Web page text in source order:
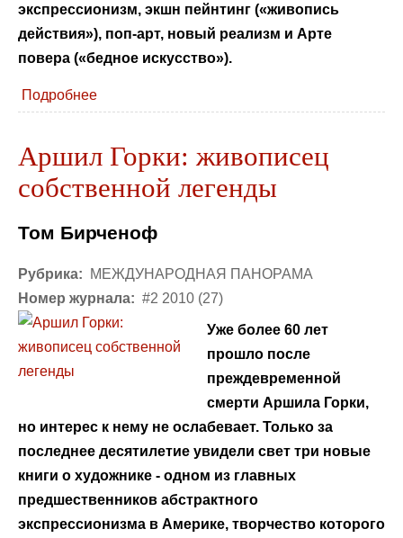
экспрессионизм, экшн пейнтинг («живопись
действия»), поп-арт, новый реализм и Арте
повера («бедное искусство»).
Подробнее
Аршил Горки: живописец
собственной легенды
Том Бирченоф
Рубрика:
МЕЖДУНАРОДНАЯ ПАНОРАМА
Номер журнала: #2 2010 (27)
Уже более 60 лет
прошло после
преждевременной
смерти Аршила Горки,
но интерес к нему не ослабевает. Только за
последнее десятилетие увидели свет три новые
книги о художнике - одном из главных
предшественников абстрактного
экспрессионизма в Америке, творчество которого